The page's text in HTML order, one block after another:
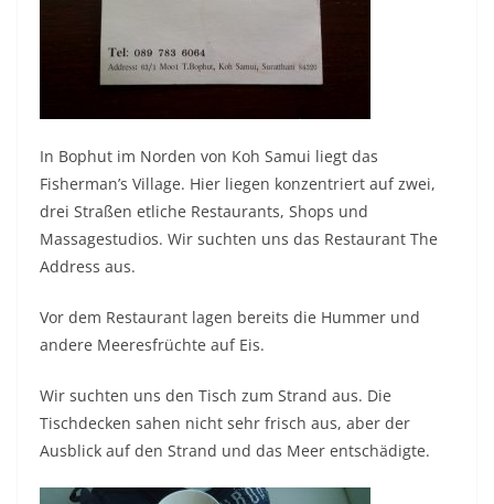
In Bophut im Norden von Koh Samui liegt das
Fisherman’s Village. Hier liegen konzentriert auf zwei,
drei Straßen etliche Restaurants, Shops und
Massagestudios. Wir suchten uns das Restaurant The
Address aus.
Vor dem Restaurant lagen bereits die Hummer und
andere Meeresfrüchte auf Eis.
Wir suchten uns den Tisch zum Strand aus. Die
Tischdecken sahen nicht sehr frisch aus, aber der
Ausblick auf den Strand und das Meer entschädigte.